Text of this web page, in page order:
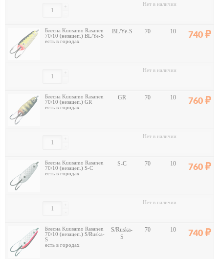
-
+ Нет в наличии
Блесна Kuusamo Rasanen
70/10 (незацеп.) BL/Ye-S
есть в городах
BL/Ye-S 70 10 740
-
+ Нет в наличии
Блесна Kuusamo Rasanen
70/10 (незацеп.) GR
есть в городах
GR 70 10 760
-
+ Нет в наличии
Блесна Kuusamo Rasanen
70/10 (незацеп.) S-C
есть в городах
S-C 70 10 760
-
+ Нет в наличии
Блесна Kuusamo Rasanen
70/10 (незацеп.) S/Ruska-
S
есть в городах
S/Ruska-
S
70 10 740